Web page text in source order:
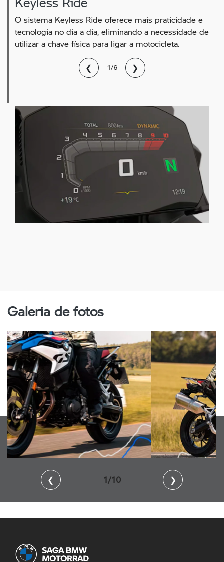
O sistema Keyless Ride oferece mais praticidade e
tecnologia no dia a dia, eliminando a necessidade de
utilizar a chave física para ligar a motocicleta.
❮ 1/6 ❯
Galeria de fotos
❮ 2/10 ❯